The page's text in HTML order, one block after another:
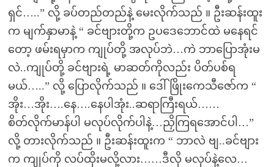
ရှင်…..” လို့ ခပ်တည်တည်နဲ့ မေးလိုက်သည် ။ ဦးဆန်းထူး
က မျက်နှာမာနဲ့ “ ခင်ဗျားတို့က ဥပဒေဘောင်ထဲ မနေရင်
တော့ ဖမ်းရမှာက ကျုပ်တို့ အလုပ်ဘဲ…ကဲ ဘာပြောအုံးမ
လဲ..ကျုပ်တို့ ခင်ဗျားရဲ့ မာဆတ်ကိုလည်း ပိတ်ပစ်ရ
မယ်…..” လို့ ပြောလိုက်သည် ။ ဒေါ်ဖြိုးကေသီဇော်က “
အိုး…အိုး….နေ….နေပါအုံး..ဆရာကြီးရယ်……
စိတ်လိုက်မာန်ပါ မလုပ်လိုက်ပါနဲ့…ညှိကြရအောင်ပါ…”
လို့ တားလိုက်သည် ။ ဦးဆန်းထူးက “ ဘာလဲ ဗျ..ခင်ဗျား
က ကျုပ်ကို လပ်ထိုးမလို့လား……ဒီလို မလုပ်နဲ့လေ…